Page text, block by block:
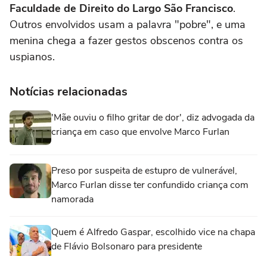
Faculdade de Direito do Largo São Francisco.
Outros envolvidos usam a palavra "pobre", e uma
menina chega a fazer gestos obscenos contra os
uspianos.
Notícias relacionadas
'Mãe ouviu o filho gritar de dor', diz advogada da
criança em caso que envolve Marco Furlan
Preso por suspeita de estupro de vulnerável,
Marco Furlan disse ter confundido criança com
namorada
Quem é Alfredo Gaspar, escolhido vice na chapa
de Flávio Bolsonaro para presidente